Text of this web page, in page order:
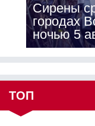
Сирены
городах
ночью 5
ТОП